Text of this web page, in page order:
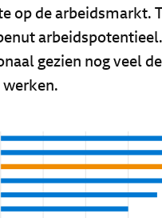
op de arbeidsmarkt.
gezien nog veel